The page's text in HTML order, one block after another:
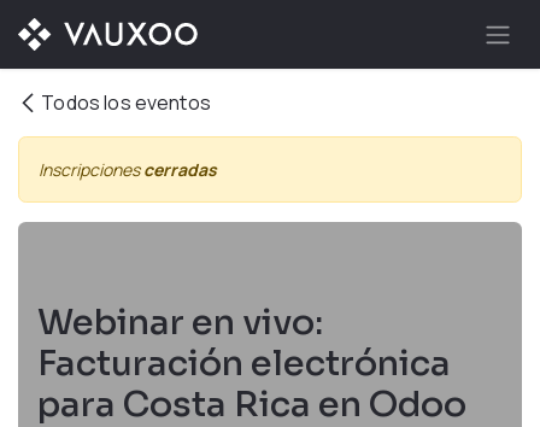
Ir al contenido
Todos los eventos
Inscripcionescerradas
Webinar en vivo:
Facturación electrónica
para Costa Rica en Odoo